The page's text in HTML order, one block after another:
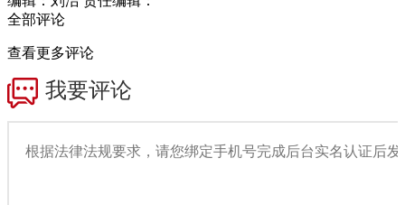
全部评论
查看更多评论